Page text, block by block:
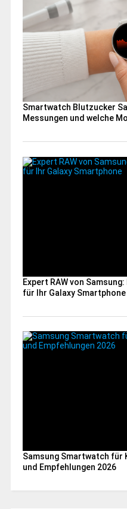
Smartwatch Blutzucker
Messungen und welche
Expert RAW von
für Ihr Galaxy Smartphone
Samsung Smartwatch für
und Empfehlungen 2026